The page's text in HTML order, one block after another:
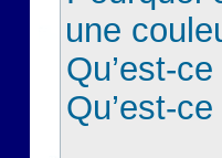
une
Qu’est-
Qu’est-